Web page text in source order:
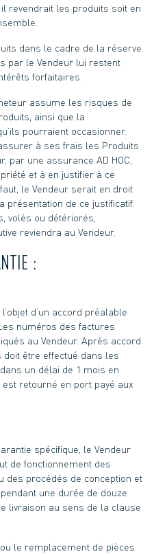
revendrait les produits soit en
dans le cadre de la réserve
par le Vendeur lui restent
forfaitaires.
assume les risques de
ainsi que la
pourraient occasionner.
à ses frais les Produits
par une assurance AD HOC,
et à en justifier à ce
le Vendeur serait en droit
présentation de ce justificatif.
volés ou détériorés,
reviendra au Vendeur.
:
d’un accord préalable
numéros des factures
au Vendeur. Après accord
doit être effectué dans les
un délai de 1 mois en
retourné en port payé aux
spécifique, le Vendeur
de fonctionnement des
des procédés de conception et
une durée de douze
livraison au sens de la clause
le remplacement de pièces